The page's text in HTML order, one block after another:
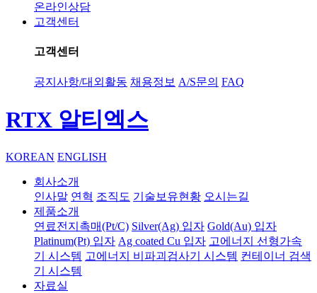
온라인상담
고객센터
고객센터
공지사항/대외활동 채용정보 A/S문의 FAQ
RTX 알티엑스
KOREAN ENGLISH
회사소개
인사말 연혁 조직도 기술보유현황 오시는길
제품소개
연료전지촉매(Pt/C) Silver(Ag) 입자 Gold(Au) 입자
Platinum(Pt) 입자 Ag coated Cu 입자 고에너지 선형가속
기 시스템 고에너지 비파괴검사기 시스템 컨테이너 검색
기 시스템
자료실